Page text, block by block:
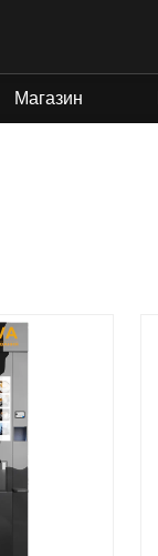
Магазин